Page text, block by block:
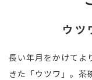
ウツ
長い年月をかけてよ
きた「ウツワ」。茶